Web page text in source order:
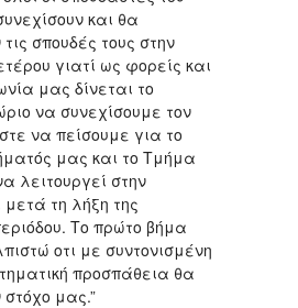
και θα
σπουδές τους στην
γιατί ως φορείς και
μας δίνεται το
να συνεχίσουμε τον
να πείσουμε για το
μας και το Τμήμα
λειτουργεί στην
τη λήξη της
Το πρώτο βήμα
οτι με συντονισμένη
προσπάθεια θα
μας.”